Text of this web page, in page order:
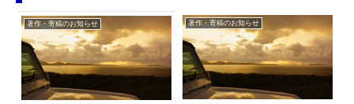
著作・寄稿のお知らせ 著作・寄稿のお知らせ